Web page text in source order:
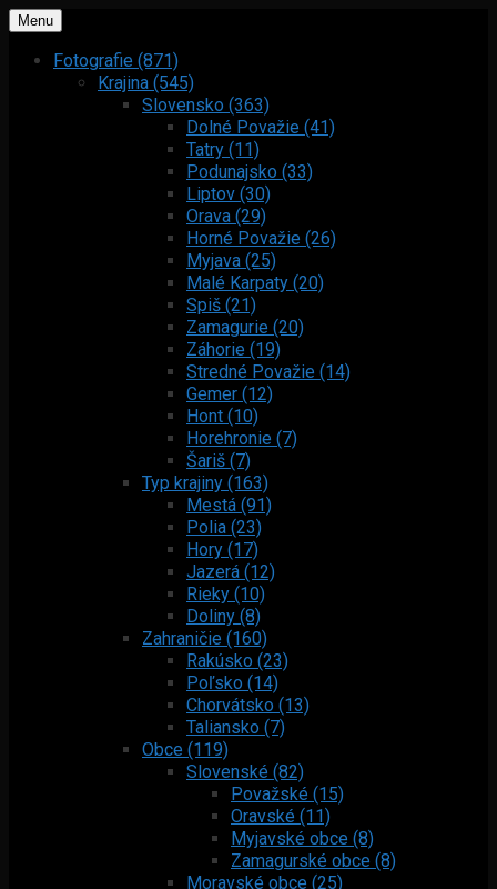
Menu
Fotografie (871)
Krajina (545)
Slovensko (363)
Dolné Považie (41)
Tatry (11)
Podunajsko (33)
Liptov (30)
Orava (29)
Horné Považie (26)
Myjava (25)
Malé Karpaty (20)
Spiš (21)
Zamagurie (20)
Záhorie (19)
Stredné Považie (14)
Gemer (12)
Hont (10)
Horehronie (7)
Šariš (7)
Typ krajiny (163)
Mestá (91)
Polia (23)
Hory (17)
Jazerá (12)
Rieky (10)
Doliny (8)
Zahraničie (160)
Rakúsko (23)
Poľsko (14)
Chorvátsko (13)
Taliansko (7)
Obce (119)
Slovenské (82)
Považské (15)
Oravské (11)
Myjavské obce (8)
Zamagurské obce (8)
Moravské obce (25)